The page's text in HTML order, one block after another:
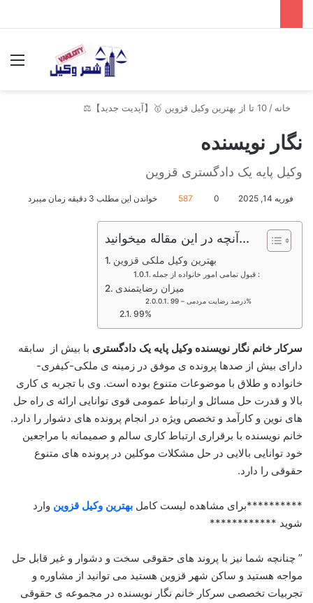
خانه / 10 تا از بهترین وکیل قزوین 🥇【آپدیت جدید】⚖️
نگار نویسنده
وکیل پایه یک دادگستری قزوین
فوریه 14, 2025 0
587 خواندن این مطلب 3 دقیقه زمان میبرد
آنچه در این مقاله میخوانید...
بهترین وکیل ملکی قزوین
قبول تمامی امور خانواده از جمله :
میزان رضایتمندی
درصد رضایت مردمی – 99%
99%
سرکار خانم نگار نویسنده وکیل پایه یک دادگستری با بیش از سابقه
دارای بیش از صدها پرونده ی موفق در زمینه ی ملکی-کیفری-
خانواده و طلاق با موضوعات متنوع بوده است. وی با تجربه ی کاری
بالا و قدرت حل مسائل و ارتباط عمومی قوی توانایی ارائه ی راه حل
های نوین و کارآمد و تخصص ویژه در انجام پرونده های دشوار را دارد.
خانم نویسنده با برقراری ارتباط کاری سالم و صمیمانه با مراجعین
خود توانایی بالایی در حل مشکلات موکلین در پرونده های متنوع
حقوقی را دارد.
**********برای مشاهده لیست کامل بهترین وکیل قزوین وارد
شوید ************
” چنانچه شما نیز با پروند های حقوقی سخت و دشوار و غیر قابل حل
مواجه هستید و ساکن شهر قزوین هستید می توانید از مشاوره و
تجربیات تخصصی سرکار خانم نگار نویسنده در مجموعه ی حقوقی